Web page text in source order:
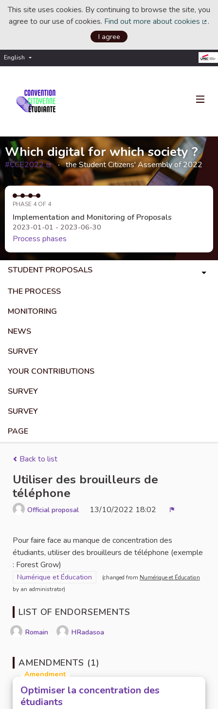
This site uses cookies. By continuing to browse the site, you
agree to our use of cookies. Find out more about cookies .
I agree
English Choisir la langue
Which digital for which society ?
#CCE2022
(External link)
the Student Citizens' Assembly of 2022
PHASE 4 OF 4
Implementation and Monitoring of Proposals
2023-01-01 - 2023-06-30
Process phases
STUDENT PROPOSALS
THE PROCESS
MONITORING
NEWS
SURVEY
YOUR CONTRIBUTIONS
SURVEY
SURVEY
PAGE
Back to list
Utiliser des brouilleurs de
téléphone
Official proposal 13/10/2022 18:02
Pour faire face au manque de concentration des
étudiants, utiliser des brouilleurs de téléphone (exemple
: Forest Grow)
Filter results for scope: Numérique et Éducation
Numérique et Éducation (changed from Numérique et Éducation
by an administrator)
LIST OF ENDORSEMENTS
Romain HRadasoa
AMENDMENTS (1)
Amendment
Optimiser la concentration des
étudiants